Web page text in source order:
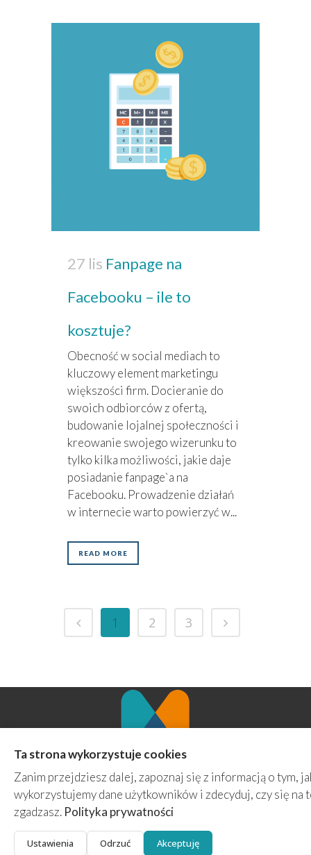
27 lis Fanpage na
Facebooku – ile to
kosztuje?
Obecność w social mediach to
kluczowy element marketingu
większości firm. Docieranie do
swoich odbiorców z ofertą,
budowanie lojalnej społeczności i
kreowanie swojego wizerunku to
tylko kilka możliwości, jakie daje
posiadanie fanpage`a na
Facebooku. Prowadzenie działań
w internecie warto powierzyć w...
READ MORE
1 2 3
ul. Ziemowita 70/4a
61-063 Poznań
kontakt@prowadzenie-fanpage.pl
+48 508 267 597
Ta strona wykorzystuje cookies
Zanim przejdziesz dalej, zapoznaj się z informacją o tym,
wykorzystujemy dane użytkowników i zdecyduj, czy się na
zgadzasz. Polityka prywatności
Ustawienia Odrzuć Akceptuję